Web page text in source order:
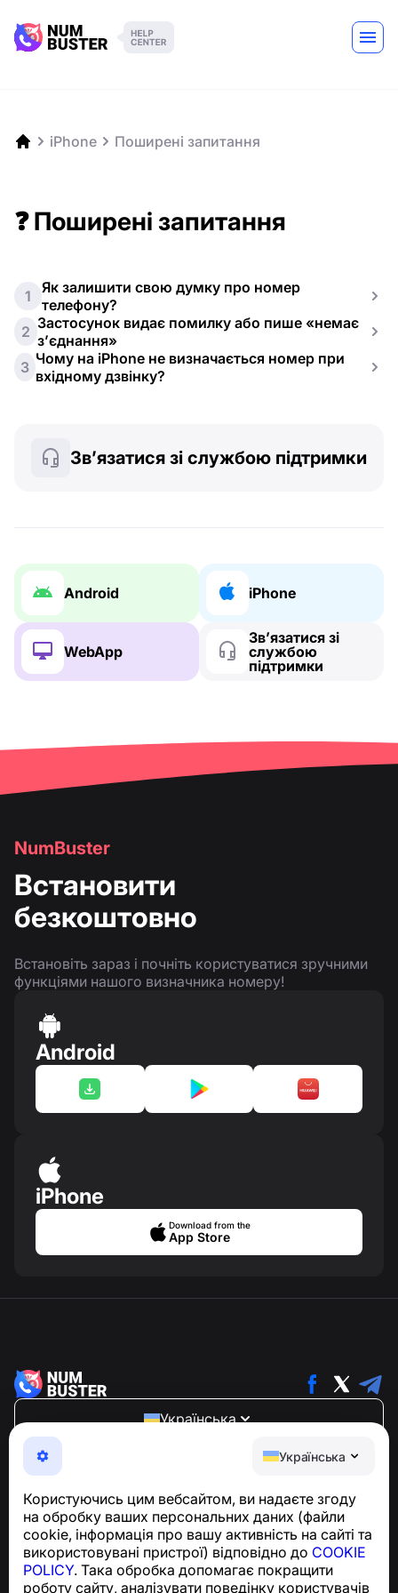
Українська
Користуючись цим вебсайтом, ви надаєте згоду
на обробку ваших персональних даних (файли
cookie, інформація про вашу активність на сайті та
використовувані пристрої) відповідно до COOKIE
POLICY. Така обробка допомагає покращити
роботу сайту, аналізувати поведінку користувачів
iPhone Поширені запитання
❓ Поширені запитання
1
Як залишити свою думку про номер
телефону?
2 Застосунок видає помилку або пише «немає
з’єднання»
3 Чому на iPhone не визначається номер при
вхідному дзвінку?
Зв’язатися зі службою підтримки
Android iPhone
WebApp
Зв’язатися зі
службою
підтримки
NumBuster
Встановити
безкоштовно
Встановіть зараз і почніть користуватися зручними
функціями нашого визначника номеру!
Android
iPhone
Download from the
App Store
Українська
NumBuster © 2013—2026 ·
support@numbuster.com
Зручний додаток, що захищає вас від телефонного
З питань відповідності GDPR:
support@numbuster.com
Центр допомоги